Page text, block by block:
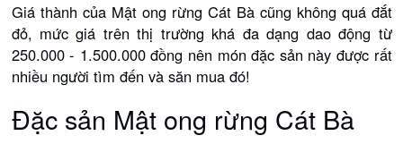
Giá thành của Mật ong rừng Cát Bà cũng không quá đắt
đỏ, mức giá trên thị trường khá đa dạng dao động từ
250.000 - 1.500.000 đồng nên món đặc sản này được rất
nhiều người tìm đến và săn mua đó!
Đặc sản Mật ong rừng Cát Bà